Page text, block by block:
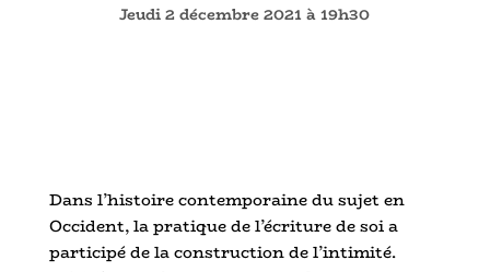
Jeudi 2 décembre 2021 à 19h30
Dans l’histoire contemporaine du sujet en
Occident, la pratique de l’écriture de soi a
participé de la construction de l’intimité.